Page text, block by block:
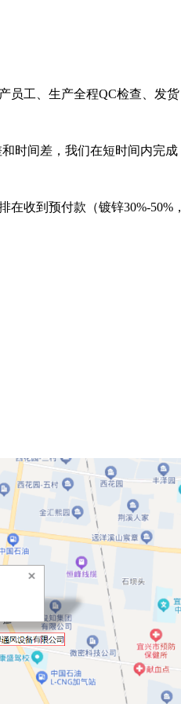
员工、生产全程QC检查、发货
时间差，我们在短时间内完成
收到预付款（镀锌30%-50%，